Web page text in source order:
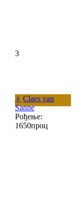
3
♀ Claes van
Sanne
Рођење:
1650проц